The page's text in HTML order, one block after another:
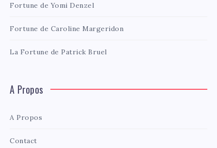
Fortune de Yomi Denzel
Fortune de Caroline Margeridon
La Fortune de Patrick Bruel
A Propos
A Propos
Contact